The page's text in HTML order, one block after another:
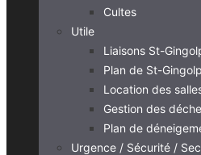
Cultes
Utile
Liaisons St-
Plan de St-
Location des
Gestion des
Plan de
Urgence / Sécurité /